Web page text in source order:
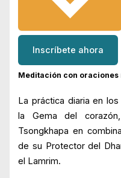
Inscríbete ahora
Meditación con
La práctica diaria en
la Gema del
Tsongkhapa en
de su Protector del
el Lamrim.